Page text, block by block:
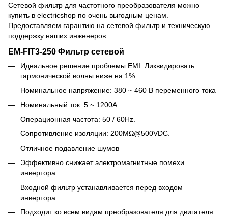
Сетевой фильтр для частотного преобразователя можно
купить в electricshop по очень выгодным ценам.
Предоставляем гарантию на сетевой фильтр и техническую
поддержку наших инженеров.
EM-FIT3-250 Фильтр сетевой
Идеальное решение проблемы EMI. Ликвидировать
гармонической волны ниже на 1%.
Номинальное напряжение: 380 ~ 460 В переменного тока
Номинальный ток: 5 ~ 1200A.
Операционная частота: 50 / 60Hz.
Сопротивление изоляции: 200MΩ@500VDC.
Отличное подавление шумов
Эффективно снижает электромагнитные помехи
инвертора
Входной фильтр устанавливается перед входом
инвертора.
Подходит ко всем видам преобразователя для двигателя